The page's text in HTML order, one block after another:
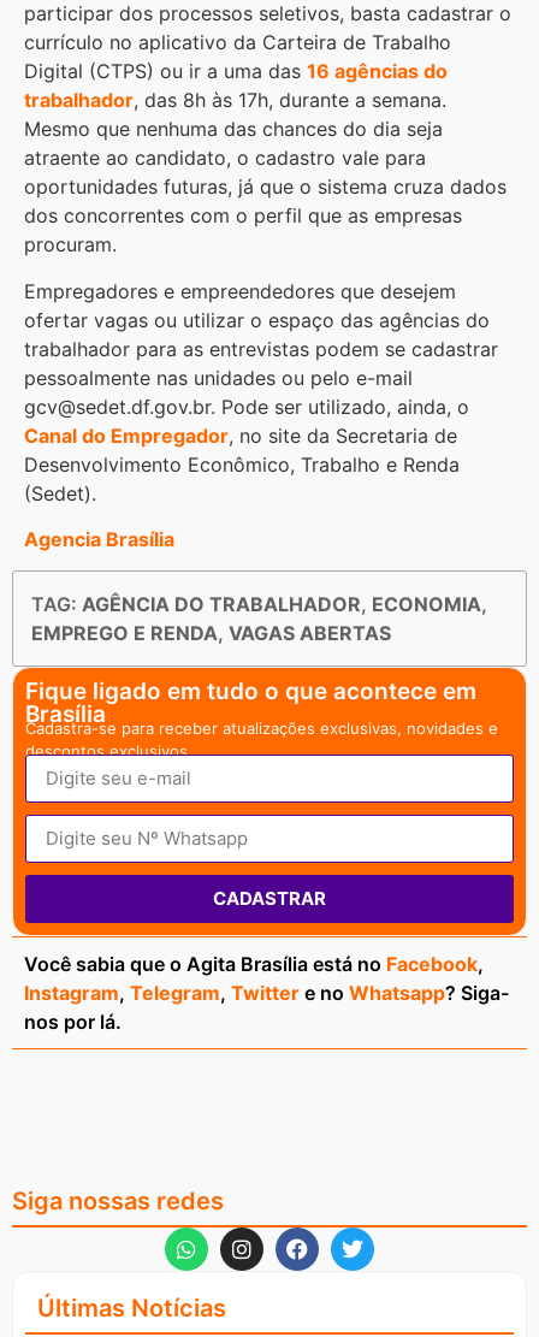
participar dos processos seletivos, basta cadastrar o
currículo no aplicativo da Carteira de Trabalho
Digital (CTPS) ou ir a uma das 16 agências do
trabalhador, das 8h às 17h, durante a semana.
Mesmo que nenhuma das chances do dia seja
atraente ao candidato, o cadastro vale para
oportunidades futuras, já que o sistema cruza dados
dos concorrentes com o perfil que as empresas
procuram.
Empregadores e empreendedores que desejem
ofertar vagas ou utilizar o espaço das agências do
trabalhador para as entrevistas podem se cadastrar
pessoalmente nas unidades ou pelo e-mail
gcv@sedet.df.gov.br. Pode ser utilizado, ainda, o
Canal do Empregador, no site da Secretaria de
Desenvolvimento Econômico, Trabalho e Renda
(Sedet).
Agencia Brasília
TAG: AGÊNCIA DO TRABALHADOR, ECONOMIA,
EMPREGO E RENDA, VAGAS ABERTAS
Fique ligado em tudo o que acontece em
Brasília
Cadastra-se para receber atualizações exclusivas, novidades e
descontos exclusivos.
CADASTRAR
Você sabia que o Agita Brasília está no Facebook,
Instagram, Telegram, Twitter e no Whatsapp? Siga-
nos por lá.
Siga nossas redes
Últimas Notícias